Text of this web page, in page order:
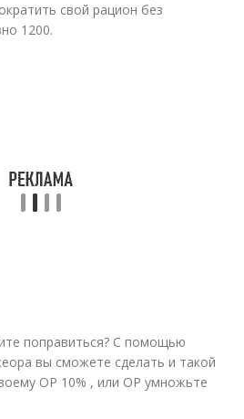
свой рацион без
1200.
поправиться? С помощью
вы сможете сделать и такой
ОР 10% , или ОР умножьте